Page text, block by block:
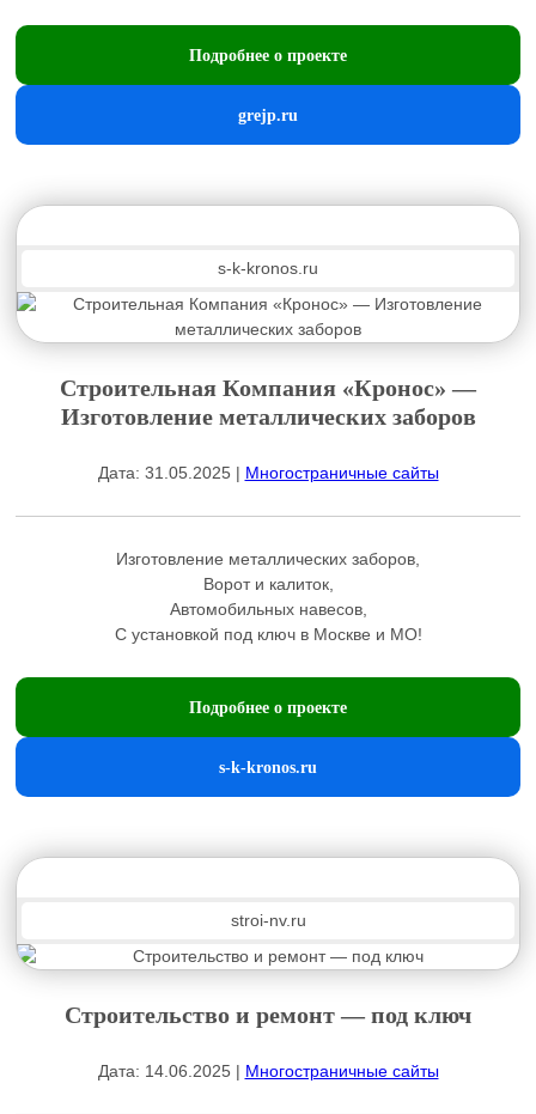
Подробнее о проекте
grejp.ru
s-k-kronos.ru
Строительная Компания «Кронос» —
Изготовление металлических заборов
Дата: 31.05.2025 | Многостраничные сайты
Изготовление металлических заборов,
Ворот и калиток,
Автомобильных навесов,
С установкой под ключ в Москве и МО!
Подробнее о проекте
s-k-kronos.ru
stroi-nv.ru
Строительство и ремонт — под ключ
Дата: 14.06.2025 | Многостраничные сайты